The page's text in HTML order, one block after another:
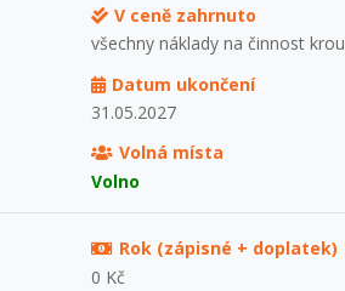
V ceně zahrnuto
všechny náklady na činnost
Datum ukončení
31.05.2027
Volná místa
Volno
Rok (zápisné + doplatek)
0 Kč